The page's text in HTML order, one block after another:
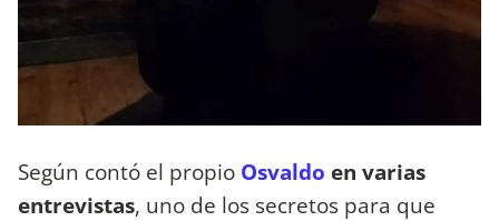
Según contó el propio Osvaldo en varias
entrevistas, uno de los secretos para que